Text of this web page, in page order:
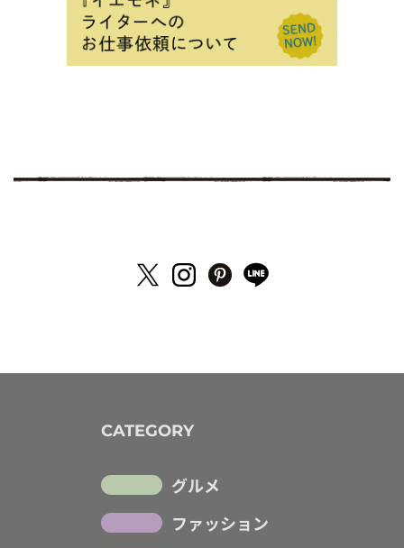
CATEGORY
グルメ
ファッション